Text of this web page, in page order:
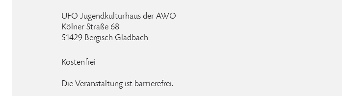
UFO Jugendkulturhaus der AWO
Kölner Straße 68
51429 Bergisch Gladbach
Kostenfrei
Die Veranstaltung ist barrierefrei.